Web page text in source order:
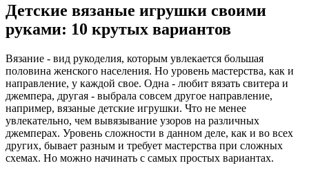
Детские вязаные игрушки своими
руками: 10 крутых вариантов
Вязание - вид рукоделия, которым увлекается большая
половина женского населения. Но уровень мастерства, как и
направление, у каждой свое. Одна - любит вязать свитера и
джемпера, другая - выбрала совсем другое направление,
например, вязаные детские игрушки. Что не менее
увлекательно, чем вывязывание узоров на различных
джемперах. Уровень сложности в данном деле, как и во всех
других, бывает разным и требует мастерства при сложных
схемах. Но можно начинать с самых простых вариантах.